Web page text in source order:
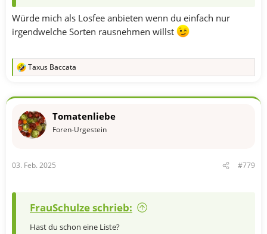
Würde mich als Losfee anbieten wenn du einfach nur
irgendwelche Sorten rausnehmen willst
R
k
o
:
Taxus Baccata
Tomatenliebe
Foren-Urgestein
03. Feb. 2025 #779
FrauSchulze schrieb:
Hast du schon eine Liste?